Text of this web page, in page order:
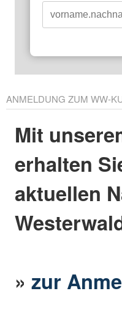
ANMELDUNG ZUM WW-
Mit
erhalten
aktuellen
»zur